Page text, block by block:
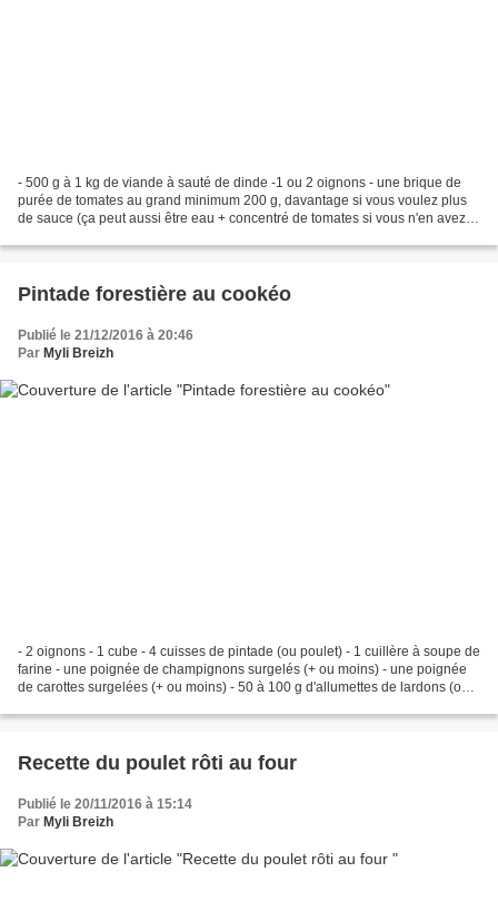
- 500 g à 1 kg de viande à sauté de dinde -1 ou 2 oignons - une brique de
purée de tomates au grand minimum 200 g, davantage si vous voulez plus
de sauce (ça peut aussi être eau + concentré de tomates si vous n'en avez
Pintade forestière au cookéo
Publié le 21/12/2016 à 20:46
Par Myli Breizh
- 2 oignons - 1 cube - 4 cuisses de pintade (ou poulet) - 1 cuillère à soupe de
farine - une poignée de champignons surgelés (+ ou moins) - une poignée
de carottes surgelées (+ ou moins) - 50 à 100 g d'allumettes de lardons (ou
Recette du poulet rôti au four
Publié le 20/11/2016 à 15:14
Par Myli Breizh